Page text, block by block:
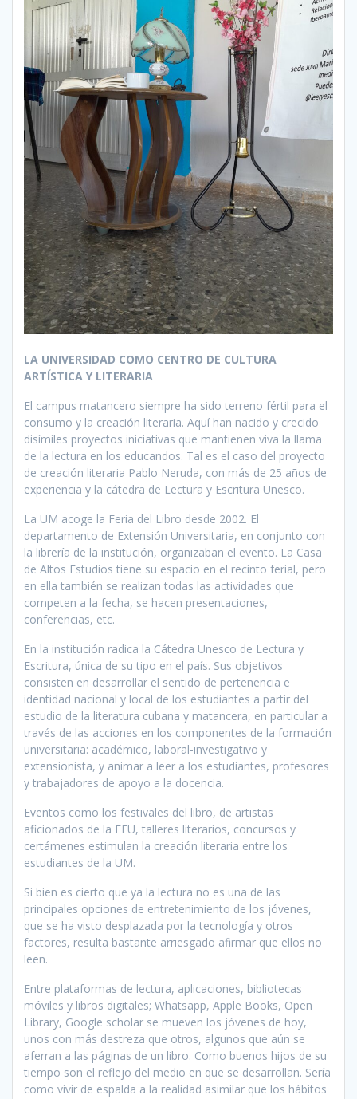
LA UNIVERSIDAD COMO CENTRO DE CULTURA
ARTÍSTICA Y LITERARIA
El campus matancero siempre ha sido terreno fértil para el
consumo y la creación literaria. Aquí han nacido y crecido
disímiles proyectos iniciativas que mantienen viva la llama
de la lectura en los educandos. Tal es el caso del proyecto
de creación literaria Pablo Neruda, con más de 25 años de
experiencia y la cátedra de Lectura y Escritura Unesco.
La UM acoge la Feria del Libro desde 2002. El
departamento de Extensión Universitaria, en conjunto con
la librería de la institución, organizaban el evento. La Casa
de Altos Estudios tiene su espacio en el recinto ferial, pero
en ella también se realizan todas las actividades que
competen a la fecha, se hacen presentaciones,
conferencias, etc.
En la institución radica la Cátedra Unesco de Lectura y
Escritura, única de su tipo en el país. Sus objetivos
consisten en desarrollar el sentido de pertenencia e
identidad nacional y local de los estudiantes a partir del
estudio de la literatura cubana y matancera, en particular a
través de las acciones en los componentes de la formación
universitaria: académico, laboral-investigativo y
extensionista, y animar a leer a los estudiantes, profesores
y trabajadores de apoyo a la docencia.
Eventos como los festivales del libro, de artistas
aficionados de la FEU, talleres literarios, concursos y
certámenes estimulan la creación literaria entre los
estudiantes de la UM.
Si bien es cierto que ya la lectura no es una de las
principales opciones de entretenimiento de los jóvenes,
que se ha visto desplazada por la tecnología y otros
factores, resulta bastante arriesgado afirmar que ellos no
leen.
Entre plataformas de lectura, aplicaciones, bibliotecas
móviles y libros digitales; Whatsapp, Apple Books, Open
Library, Google scholar se mueven los jóvenes de hoy,
unos con más destreza que otros, algunos que aún se
aferran a las páginas de un libro. Como buenos hijos de su
tiempo son el reflejo del medio en que se desarrollan. Sería
como vivir de espalda a la realidad asimilar que los hábitos